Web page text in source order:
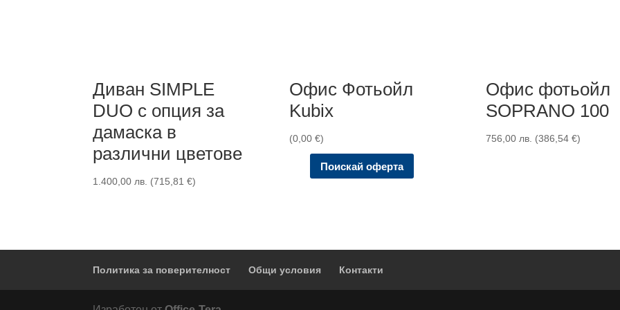
Диван SIMPLE
DUO с опция за
дамаска в
различни цветове
1.400,00лв. (715,81€)
Офис Фотьойл
Kubix
(0,00 €)
Поискай оферта
Офис фотьойл
SOPRANO 100
756,00 лв. (386,54 €)
Политика за поверителност Общи условия Контакти